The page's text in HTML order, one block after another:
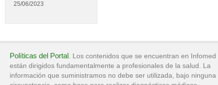
25/06/2023
Políticas del Portal. Los contenidos que se encuentran en Infomed
están dirigidos fundamentalmente a profesionales de la salud. La
información que suministramos no debe ser utilizada, bajo ninguna